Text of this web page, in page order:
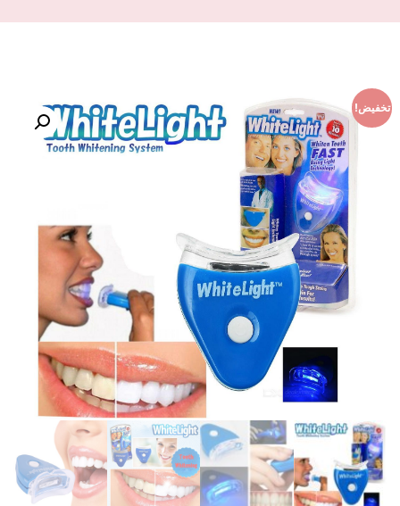
تخفيض!